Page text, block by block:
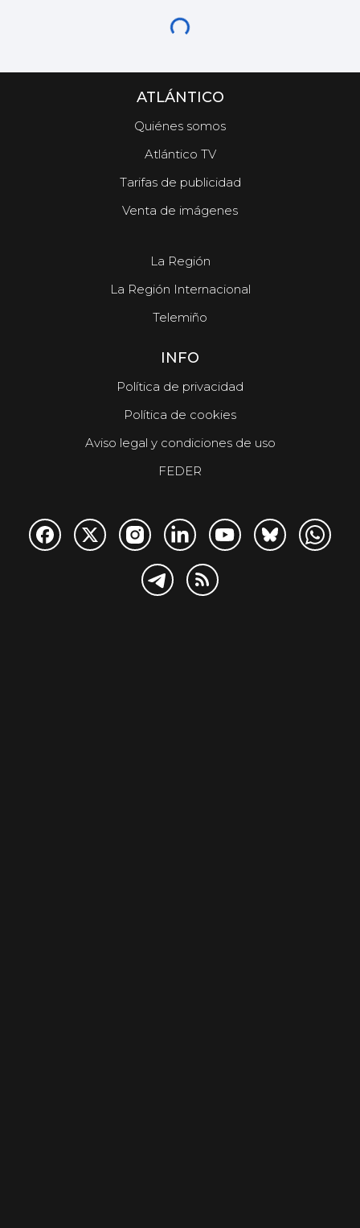
ATLÁNTICO
Quiénes somos
Atlántico TV
Tarifas de publicidad
Venta de imágenes
La Región
La Región Internacional
Telemiño
INFO
Política de privacidad
Política de cookies
Aviso legal y condiciones de uso
FEDER